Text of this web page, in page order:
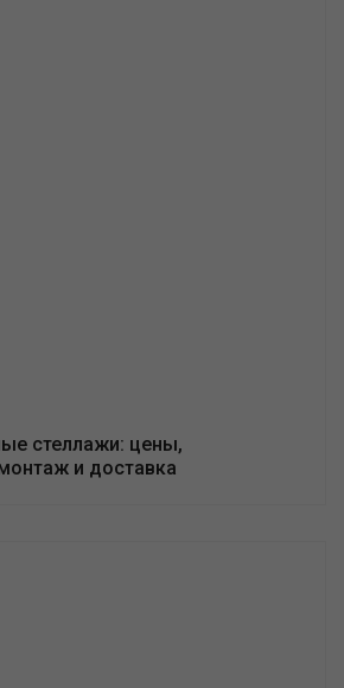
стеллажи: цены,
и доставка